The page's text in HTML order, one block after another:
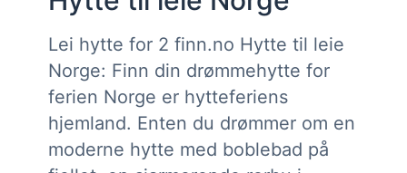
Lei hytte for 2 finn.no Hytte til leie
Norge: Finn din drømmehytte for
ferien Norge er hytteferiens
hjemland. Enten du drømmer om en
moderne hytte med boblebad på